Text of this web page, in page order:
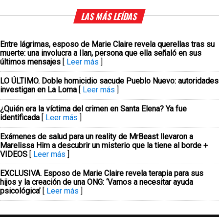
LAS MÁS LEÍDAS
Entre lágrimas, esposo de Marie Claire revela querellas tras su
muerte: una involucra a Ilan, persona que ella señaló en sus
últimos mensajes [ Leer más ]
LO ÚLTIMO. Doble homicidio sacude Pueblo Nuevo: autoridades
investigan en La Loma [ Leer más ]
¿Quién era la víctima del crimen en Santa Elena? Ya fue
identificada [ Leer más ]
Exámenes de salud para un reality de MrBeast llevaron a
Marelissa Him a descubrir un misterio que la tiene al borde +
VIDEOS [ Leer más ]
EXCLUSIVA. Esposo de Marie Claire revela terapia para sus
hijos y la creación de una ONG: ‘Vamos a necesitar ayuda
psicológica’ [ Leer más ]